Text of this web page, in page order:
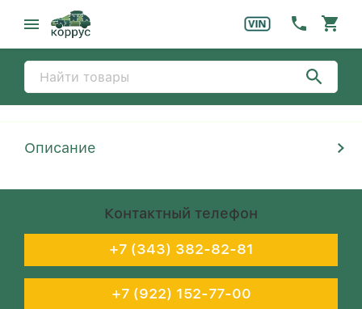
Описание
Контактный телефон
+7 (343) 382-82-81
+7 (922) 152-77-00